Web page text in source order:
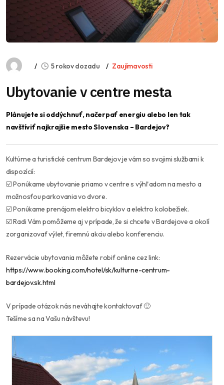
5 rokov dozadu Zaujímavosti
Ubytovanie v centre mesta
Plánujete si oddýchnuť, načerpať energiu alebo len tak
navštíviť najkrajšie mesto Slovenska – Bardejov?
Kultúrne a turistické centrum Bardejov je vám so svojimi službami k
dispozícií:
☑️ Ponúkame ubytovanie priamo v centre s výhľadom na mesto a
možnosťou parkovania vo dvore.
☑️ Ponúkame prenájom elektro bicyklov a elektro kolobežiek.
☑️ Radi Vám pomôžeme aj v prípade, že si chcete v Bardejove a okolí
zorganizovať výlet, firemnú akciu alebo konferenciu.
Rezervácie ubytovania môžete robiť online cez link:
https://www.booking.com/hotel/sk/kulturne-centrum-
bardejov.sk.html
V prípade otázok nás neváhajte kontaktovať 🙂
Tešíme sa na Vašu návštevu!